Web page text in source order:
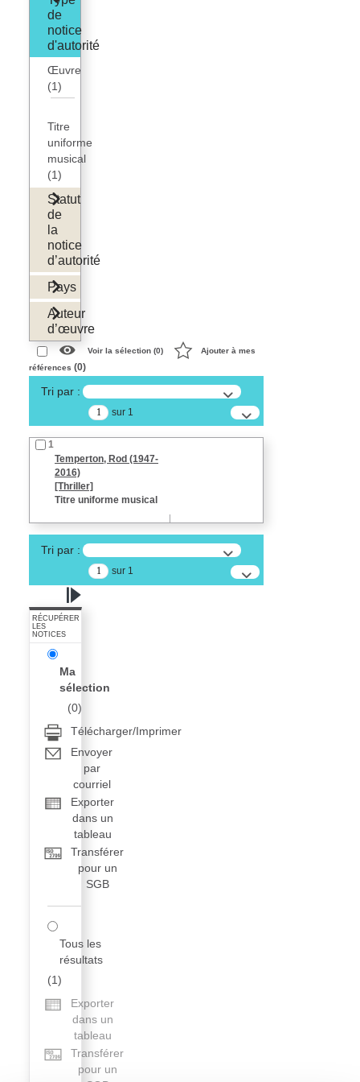
de
notice
d'autorité
Œuvre
(1)
Titre
uniforme
musical
(1)
Statut
de
la
notice
d’autorité
Pays
Auteur
d’œuvre
Voir la sélection (0)
Ajouter à mes
références (0)
Tri par :
sur 1
1
Temperton, Rod (1947-
2016)
[Thriller]
Titre uniforme musical
Tri par :
sur 1
RÉCUPÉRER
LES
NOTICES
Ma
sélection
(0)
Télécharger/Imprimer
Envoyer
par
courriel
Exporter
dans un
tableau
Transférer
pour un
SGB
Tous les
résultats
(1)
Exporter
dans un
tableau
Transférer
pour un